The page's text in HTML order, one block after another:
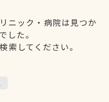
ニック・病院は見つか
した。
索してください。